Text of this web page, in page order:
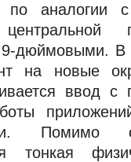
по аналогии
дюймовыми. В
на новые
ввод
Помимо
тонкая